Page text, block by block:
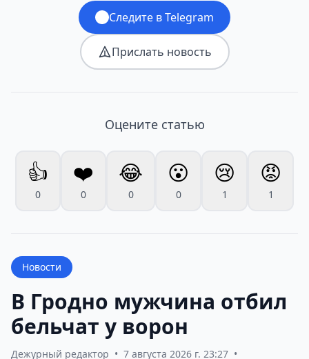
Следите в Telegram
Прислать новость
Оцените статью
👍
0
❤️
0
😂
0
😮
0
😢
1
😡
1
Новости
В Гродно мужчина отбил
бельчат у ворон
Дежурный редактор • 7 августа 2026 г. 23:27 •